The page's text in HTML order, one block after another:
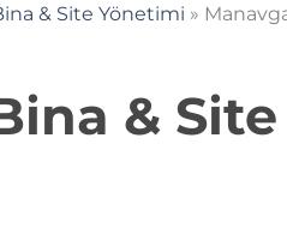
& Site Yönetimi »
& Site